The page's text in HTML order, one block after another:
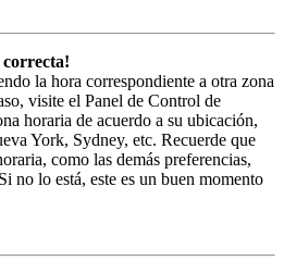
correcta!
la hora correspondiente a otra zona
visite el Panel de Control de
horaria de acuerdo a su ubicación,
York, Sydney, etc. Recuerde que
como las demás preferencias,
no lo está, este es un buen momento